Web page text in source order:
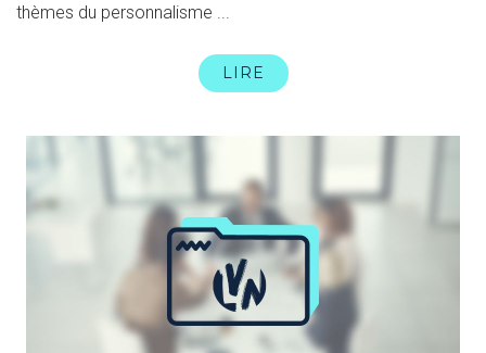
thèmes du personnalisme ...
LIRE